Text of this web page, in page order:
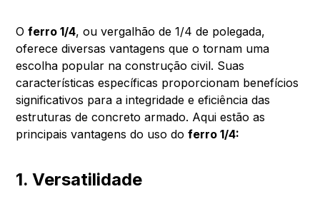
Oferro 1/4, ou vergalhão de 1/4 de polegada,
oferece diversas vantagens que o tornam uma
escolha popular na construção civil. Suas
características específicas proporcionam benefícios
significativos para a integridade e eficiência das
estruturas de concreto armado. Aqui estão as
principais vantagens do uso doferro 1/4:
1. Versatilidade